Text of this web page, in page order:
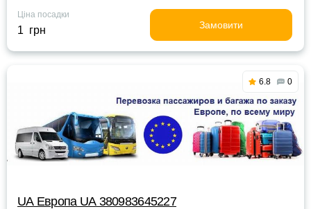
Ціна посадки
1 грн Замовити
6.8 0
UА Европа UА 380983645227